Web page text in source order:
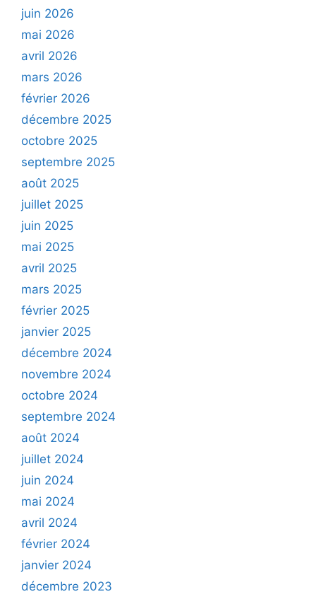
juin 2026
mai 2026
avril 2026
mars 2026
février 2026
décembre 2025
octobre 2025
septembre 2025
août 2025
juillet 2025
juin 2025
mai 2025
avril 2025
mars 2025
février 2025
janvier 2025
décembre 2024
novembre 2024
octobre 2024
septembre 2024
août 2024
juillet 2024
juin 2024
mai 2024
avril 2024
février 2024
janvier 2024
décembre 2023